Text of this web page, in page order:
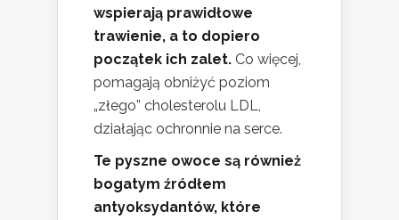
wspierają prawidłowe
trawienie, a to dopiero
początek ich zalet. Co więcej,
pomagają obniżyć poziom
„złego” cholesterolu LDL,
działając ochronnie na serce.
Te pyszne owoce są również
bogatym źródłem
antyoksydantów, które